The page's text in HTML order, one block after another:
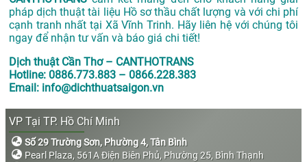
pháp dịch thuật tài liệu Hồ sơ thầu chất lượng và với chi phí
cạnh tranh nhất tại Xã Vĩnh Trinh. Hãy liên hệ với chúng tôi
ngay để nhận tư vấn và báo giá chi tiết!
Dịch thuật Cần Thơ – CANTHOTRANS
Hotline: 0886.773.883 – 0866.228.383
Email: info@dichthuatsaigon.vn
VP Tại TP. Hồ Chí Minh
Số 29 Trường Sơn, Phường 4, Tân Bình
Pearl Plaza, 561A Điện Biên Phủ, Phường 25, Bình Thạnh